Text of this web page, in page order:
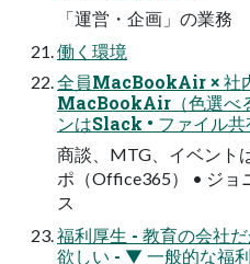
「運営・企画」の業務
働く環境
全員MacBookAir × 社
MacBookAir（⾊選べ
ンはSlack • ファイル
商談、MTG、イベント
ポ（Office365） • ジョ
ス
福利厚⽣ - 教育の会社
欲しい - ▼ ⼀般的な福